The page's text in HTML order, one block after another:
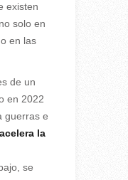
existen
solo en
en las
de un
en 2022
guerras e
la
se